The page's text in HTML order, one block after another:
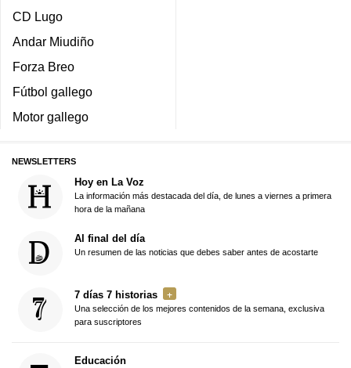
CD Lugo
Andar Miudiño
Forza Breo
Fútbol gallego
Motor gallego
NEWSLETTERS
Hoy en La Voz
La información más destacada del día, de lunes a viernes a primera
hora de la mañana
Al final del día
Un resumen de las noticias que debes saber antes de acostarte
7 días 7 historias
Una selección de los mejores contenidos de la semana, exclusiva
para suscriptores
Educación